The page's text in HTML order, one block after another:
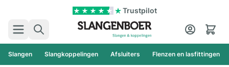
Trustpilot
Zoek
Cart
Slangen Slangkoppelingen Afsluiters Flenzen en lasfittingen